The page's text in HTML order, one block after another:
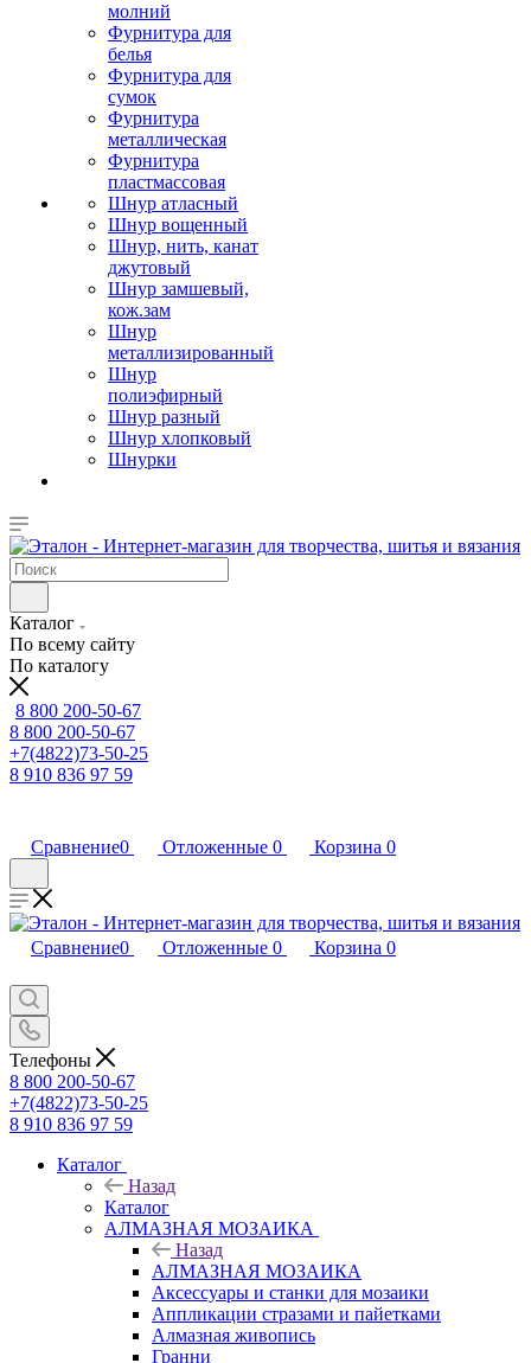
молний
Фурнитура для
белья
Фурнитура для
сумок
Фурнитура
металлическая
Фурнитура
пластмассовая
Шнур атласный
Шнур вощенный
Шнур, нить, канат
джутовый
Шнур замшевый,
кож.зам
Шнур
металлизированный
Шнур
полиэфирный
Шнур разный
Шнур хлопковый
Шнурки
Каталог
По всему сайту
По каталогу
8 800 200-50-67
8 800 200-50-67
+7(4822)73-50-25
8 910 836 97 59
Сравнение0 Отложенные 0 Корзина 0
Сравнение0 Отложенные 0 Корзина 0
Телефоны
8 800 200-50-67
+7(4822)73-50-25
8 910 836 97 59
Каталог
Назад
Каталог
АЛМАЗНАЯ МОЗАИКА
Назад
АЛМАЗНАЯ МОЗАИКА
Аксессуары и станки для мозаики
Аппликации стразами и пайетками
Алмазная живопись
Гранни